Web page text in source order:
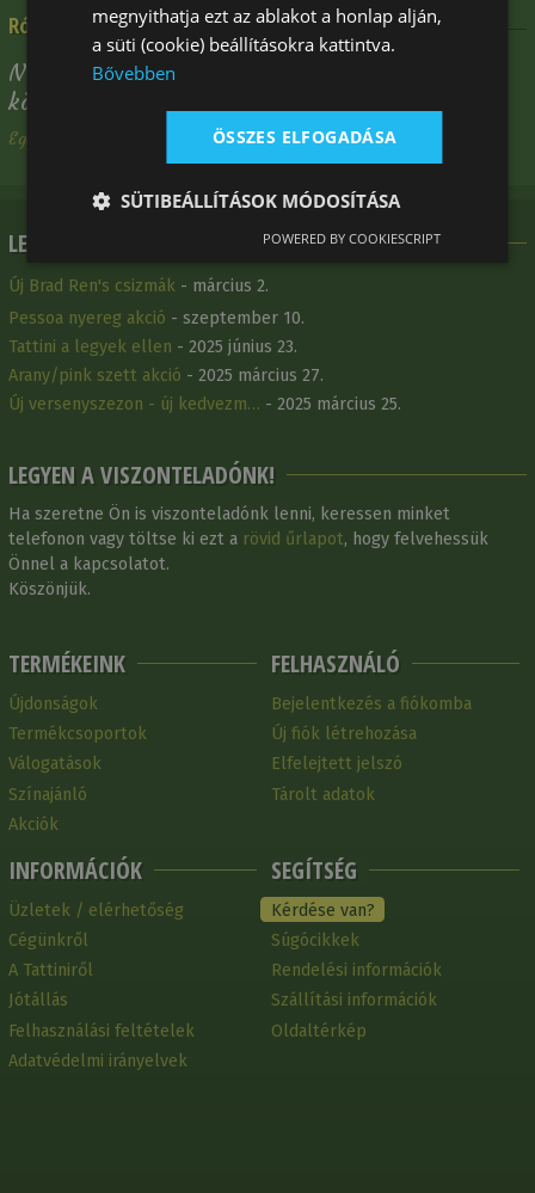
Rólunk mondták
Nagyon pozitív volt, hogy a megrendelést
követő napon kiszállították a terméket
Egy Meg Nem Nevezett Vásárlónk - 2025 március 13.
LEGFRISSEBB HÍREINK
Új Brad Ren's csizmák - március 2.
Pessoa nyereg akció - szeptember 10.
Tattini a legyek ellen - 2025 június 23.
Arany/pink szett akció - 2025 március 27.
Új versenyszezon - új kedvezm… - 2025 március 25.
LEGYEN A VISZONTELADÓNK!
Ha szeretne Ön is viszonteladónk lenni, keressen minket
telefonon vagy töltse ki ezt a rövid űrlapot, hogy felvehessük
Önnel a kapcsolatot.
Köszönjük.
TERMÉKEINK
Újdonságok
Termékcsoportok
Válogatások
Színajánló
Akciók
INFORMÁCIÓK
Üzletek / elérhetőség
Cégünkről
A Tattiniről
Jótállás
Felhasználási feltételek
Adatvédelmi irányelvek
FELHASZNÁLÓ
Bejelentkezés a fiókomba
Új fiók létrehozása
Elfelejtett jelszó
Tárolt adatok
SEGÍTSÉG
Kérdése van?
Súgócikkek
Rendelési információk
Szállítási információk
Oldaltérkép
megnyithatja ezt az ablakot a honlap alján,
a süti (cookie) beállításokra kattintva.
Bővebben
ÖSSZES ELFOGADÁSA
SÜTIBEÁLLÍTÁSOK MÓDOSÍTÁSA
POWERED BY COOKIESCRIPT